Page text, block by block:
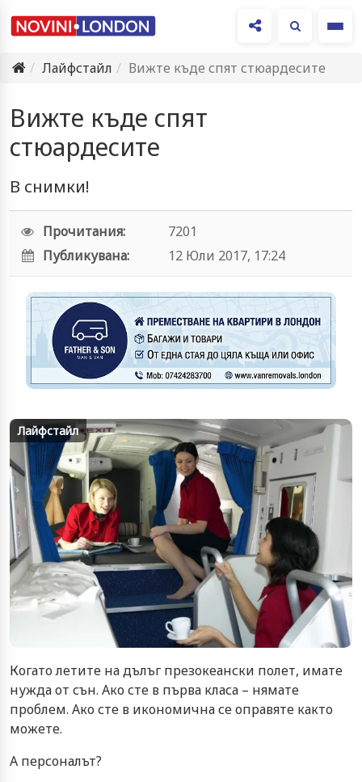
Лайфстайл
Вижте къде спят стюардесите
Вижте къде спят
стюардесите
В снимки!
Прочитания:
7201
Публикувана:
12 Юли 2017, 17:24
Лайфстайл
Когато летите на дълъг презокеански полет, имате
нужда от сън. Ако сте в първа класа – нямате
проблем. Ако сте в икономична се оправяте както
можете.
А персоналът?